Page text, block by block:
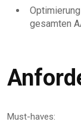
gesamten
Must-haves: